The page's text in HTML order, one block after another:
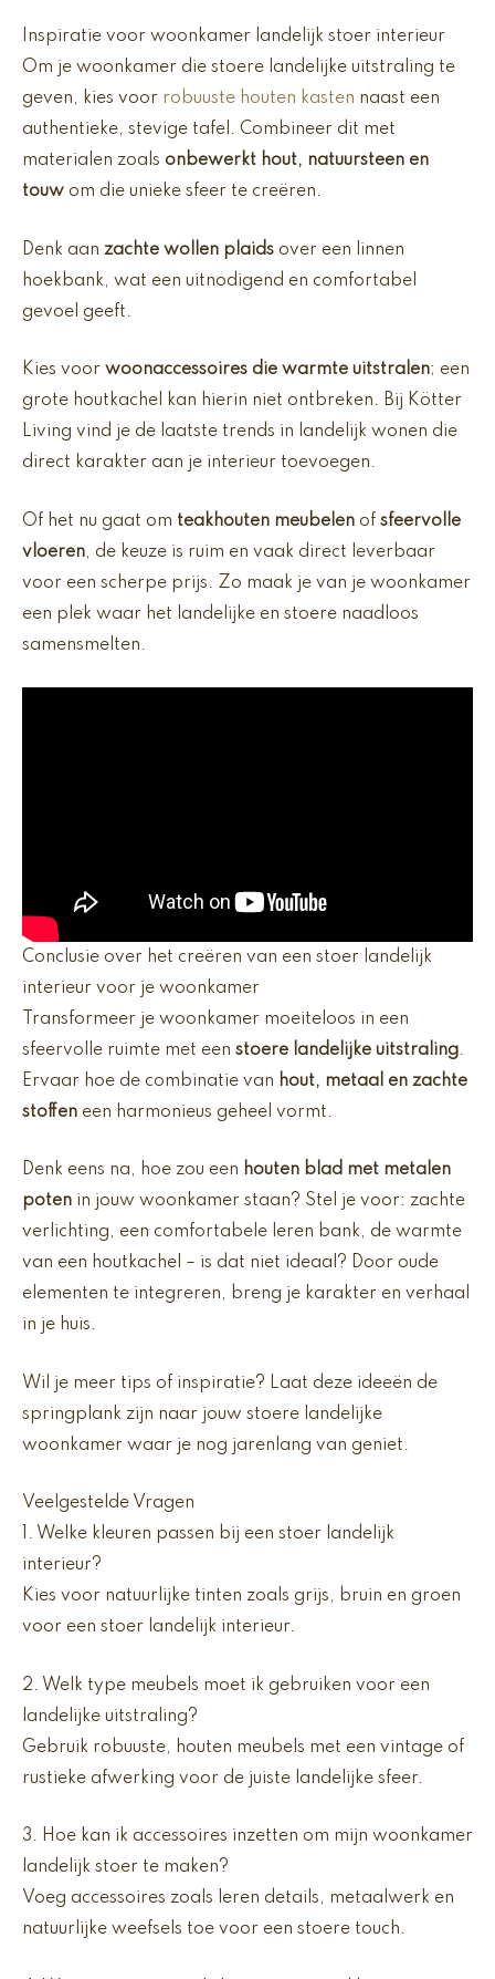
Inspiratie voor woonkamer landelijk stoer interieur
Om je woonkamer die stoere landelijke uitstraling te
geven, kies voor robuuste houten kasten naast een
authentieke, stevige tafel. Combineer dit met
materialen zoals onbewerkt hout, natuursteen en
touw om die unieke sfeer te creëren.
Denk aan zachte wollen plaids over een linnen
hoekbank, wat een uitnodigend en comfortabel
gevoel geeft.
Kies voor woonaccessoires die warmte uitstralen; een
grote houtkachel kan hierin niet ontbreken. Bij Kötter
Living vind je de laatste trends in landelijk wonen die
direct karakter aan je interieur toevoegen.
Of het nu gaat om teakhouten meubelen of sfeervolle
vloeren, de keuze is ruim en vaak direct leverbaar
voor een scherpe prijs. Zo maak je van je woonkamer
een plek waar het landelijke en stoere naadloos
samensmelten.
Conclusie over het creëren van een stoer landelijk
interieur voor je woonkamer
Transformeer je woonkamer moeiteloos in een
sfeervolle ruimte met een stoere landelijke uitstraling.
Ervaar hoe de combinatie van hout, metaal en zachte
stoffen een harmonieus geheel vormt.
Denk eens na, hoe zou een houten blad met metalen
poten in jouw woonkamer staan? Stel je voor: zachte
verlichting, een comfortabele leren bank, de warmte
van een houtkachel – is dat niet ideaal? Door oude
elementen te integreren, breng je karakter en verhaal
in je huis.
Wil je meer tips of inspiratie? Laat deze ideeën de
springplank zijn naar jouw stoere landelijke
woonkamer waar je nog jarenlang van geniet.
Veelgestelde Vragen
1. Welke kleuren passen bij een stoer landelijk
interieur?
Kies voor natuurlijke tinten zoals grijs, bruin en groen
voor een stoer landelijk interieur.
2. Welk type meubels moet ik gebruiken voor een
landelijke uitstraling?
Gebruik robuuste, houten meubels met een vintage of
rustieke afwerking voor de juiste landelijke sfeer.
3. Hoe kan ik accessoires inzetten om mijn woonkamer
landelijk stoer te maken?
Voeg accessoires zoals leren details, metaalwerk en
natuurlijke weefsels toe voor een stoere touch.